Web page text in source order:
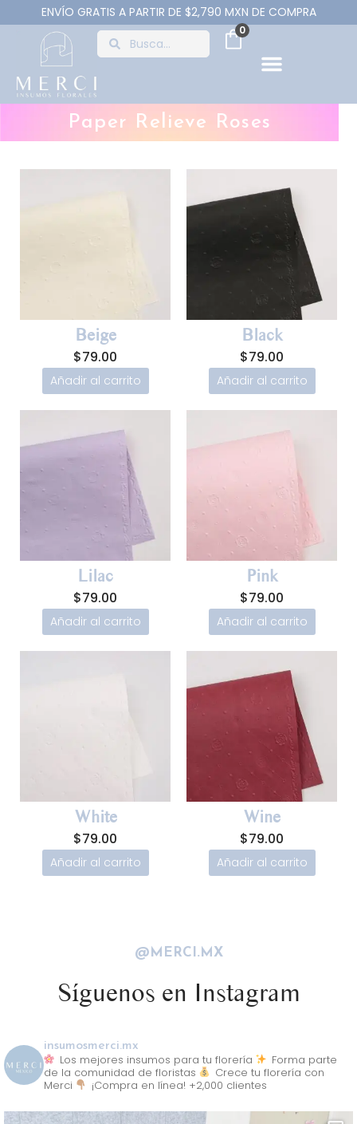
ENVÍO GRATIS A PARTIR DE $2,790 MXN DE COMPRA
0
Paper Relieve Roses
Beige
$79.00
Añadir al carrito
Black
$79.00
Añadir al carrito
Lilac
$79.00
Añadir al carrito
Pink
$79.00
Añadir al carrito
White
$79.00
Añadir al carrito
Wine
$79.00
Añadir al carrito
@MERCI.MX
Síguenos en Instagram
insumosmerci.mx
Los mejores insumos para tu florería
Forma parte
de la comunidad de floristas
Crece tu florería con
Merci
¡Compra en línea! +2,000 clientes